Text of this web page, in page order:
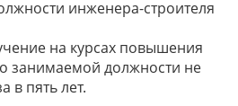
инженера-строителя
на курсах повышения
занимаемой должности не
в пять лет.